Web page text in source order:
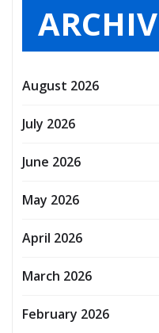
August 2026
July 2026
June 2026
May 2026
April 2026
March 2026
February 2026